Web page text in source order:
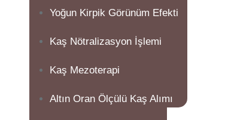
Yoğun Kirpik Görünüm Efekti
Kaş Nötralizasyon İşlemi
Kaş Mezoterapi
Altın Oran Ölçülü Kaş Alımı